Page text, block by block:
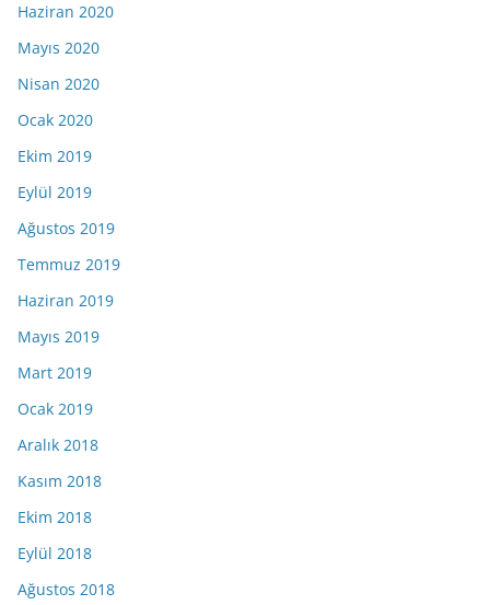
Haziran 2020
Mayıs 2020
Nisan 2020
Ocak 2020
Ekim 2019
Eylül 2019
Ağustos 2019
Temmuz 2019
Haziran 2019
Mayıs 2019
Mart 2019
Ocak 2019
Aralık 2018
Kasım 2018
Ekim 2018
Eylül 2018
Ağustos 2018